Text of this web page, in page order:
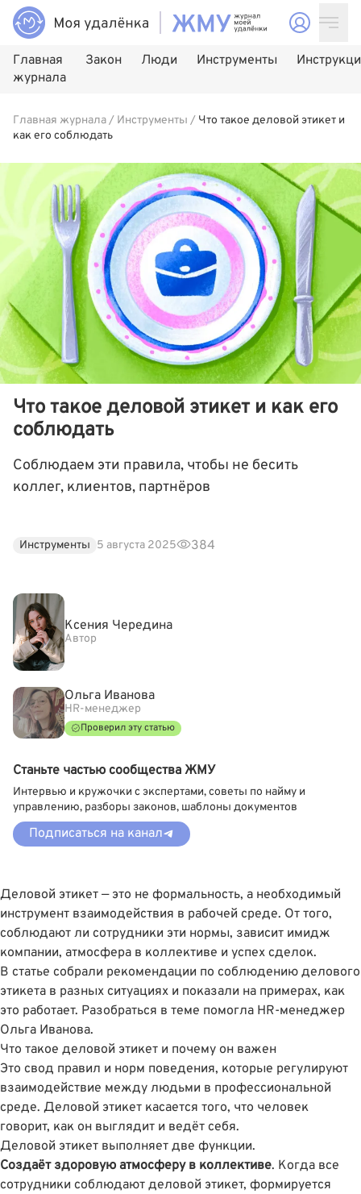
Главная
журнала
Закон Люди Инструменты
Главная журнала/ Инструменты / Что такое деловой этикет и
как его соблюдать
Что такое деловой этикет и как его
соблюдать
Соблюдаем эти правила, чтобы не бесить
коллег, клиентов, партнёров
Инструменты 5 августа 2025 384
Деловой этикет — это не формальность, а необходимый
инструмент взаимодействия в рабочей среде. От того,
соблюдают ли сотрудники эти нормы, зависит имидж
компании, атмосфера в коллективе и успех сделок.
В статье собрали рекомендации по соблюдению делового
этикета в разных ситуациях и показали на примерах, как
это работает. Разобраться в теме помогла HR-менеджер
Ольга Иванова.
Что такое деловой этикет и почему он важен
Это свод правил и норм поведения, которые регулируют
взаимодействие между людьми в профессиональной
среде. Деловой этикет касается того, что человек
говорит, как он выглядит и ведёт себя.
Деловой этикет выполняет две функции.
Создаёт здоровую атмосферу в коллективе. Когда все
сотрудники соблюдают деловой этикет, формируется
Ксения Чередина
Автор
Ольга Иванова
HR-менеджер
Проверил эту статью
Станьте частью сообщества ЖМУ
Интервью и кружочки с экспертами, советы по найму и
управлению, разборы законов, шаблоны документов
Подписаться на канал